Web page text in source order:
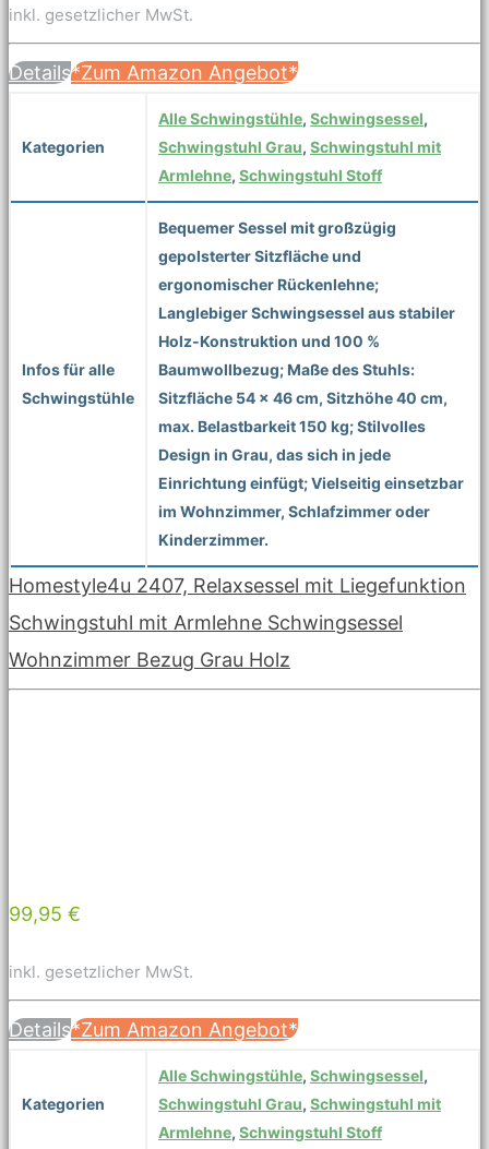
inkl. gesetzlicher MwSt.
Details*Zum Amazon Angebot*
Kategorien
Alle Schwingstühle, Schwingsessel,
Schwingstuhl Grau, Schwingstuhl mit
Armlehne, Schwingstuhl Stoff
Infos für alle
Schwingstühle
Bequemer Sessel mit großzügig
gepolsterter Sitzfläche und
ergonomischer Rückenlehne;
Langlebiger Schwingsessel aus stabiler
Holz-Konstruktion und 100 %
Baumwollbezug; Maße des Stuhls:
Sitzfläche 54 x 46 cm, Sitzhöhe 40 cm,
max. Belastbarkeit 150 kg; Stilvolles
Design in Grau, das sich in jede
Einrichtung einfügt; Vielseitig einsetzbar
im Wohnzimmer, Schlafzimmer oder
Kinderzimmer.
Homestyle4u 2407, Relaxsessel mit Liegefunktion
Schwingstuhl mit Armlehne Schwingsessel
Wohnzimmer Bezug Grau Holz
99,95 €
inkl. gesetzlicher MwSt.
Details*Zum Amazon Angebot*
Kategorien
Alle Schwingstühle, Schwingsessel,
Schwingstuhl Grau, Schwingstuhl mit
Armlehne, Schwingstuhl Stoff